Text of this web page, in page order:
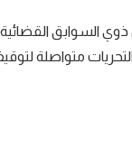
فيه، البالغ من العمر 32
التحريات